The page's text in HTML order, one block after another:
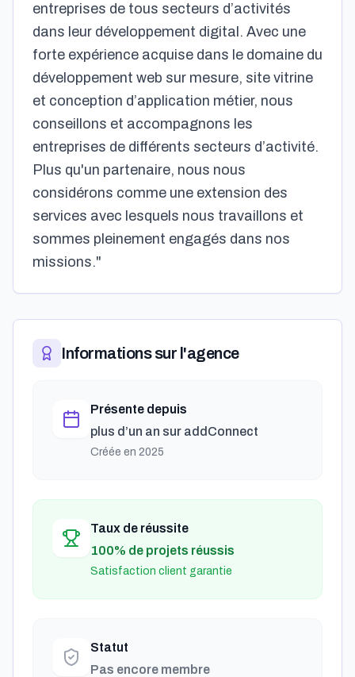
entreprises de tous secteurs d’activités
dans leur développement digital. Avec une
forte expérience acquise dans le domaine du
développement web sur mesure, site vitrine
et conception d’application métier, nous
conseillons et accompagnons les
entreprises de différents secteurs d’activité.
Plus qu'un partenaire, nous nous
considérons comme une extension des
services avec lesquels nous travaillons et
sommes pleinement engagés dans nos
missions."
Informations sur l'agence
Présente depuis
plus d’un an sur addConnect
Créée en 2025
Taux de réussite
100% de projets réussis
Satisfaction client garantie
Statut
Pas encore membre